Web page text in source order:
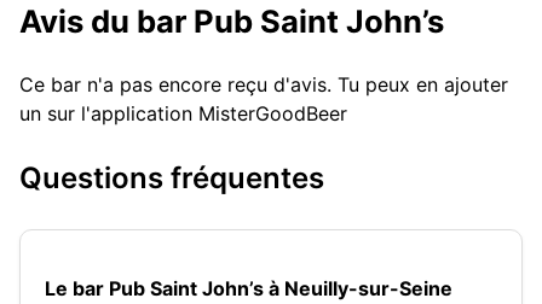
Avis du bar Pub Saint John’s
Ce bar n'a pas encore reçu d'avis. Tu peux en ajouter
un sur l'application MisterGoodBeer
Questions fréquentes
Le bar Pub Saint John’s à Neuilly-sur-Seine